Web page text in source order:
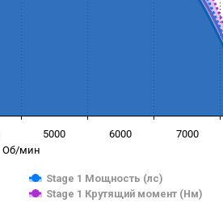
Об/мин
Stage 1 Мощность (лс)
Stage 1 Крутящий момент (Нм)
5000 6000 7000